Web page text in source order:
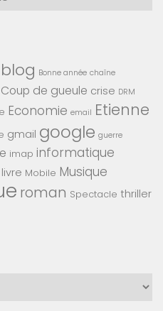
blog Bonne année chaîne
Coup de gueule crise DRM
Economie email Etienne
gmail google guerre
imap informatique
livre Mobile Musique
roman Spectacle thriller